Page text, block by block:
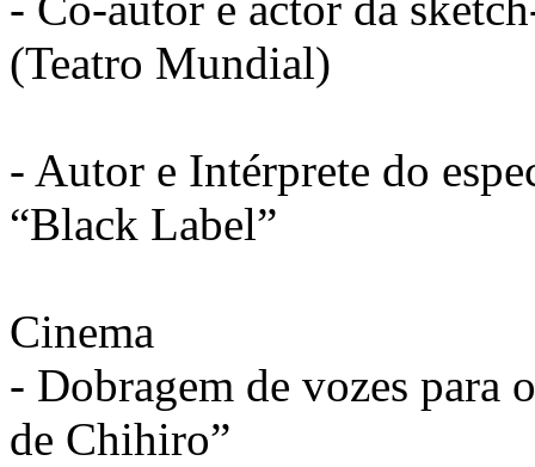
(Teatro Mundial)
- Autor e Intérprete do
“Black Label”
Cinema
- Dobragem de vozes para
de Chihiro”